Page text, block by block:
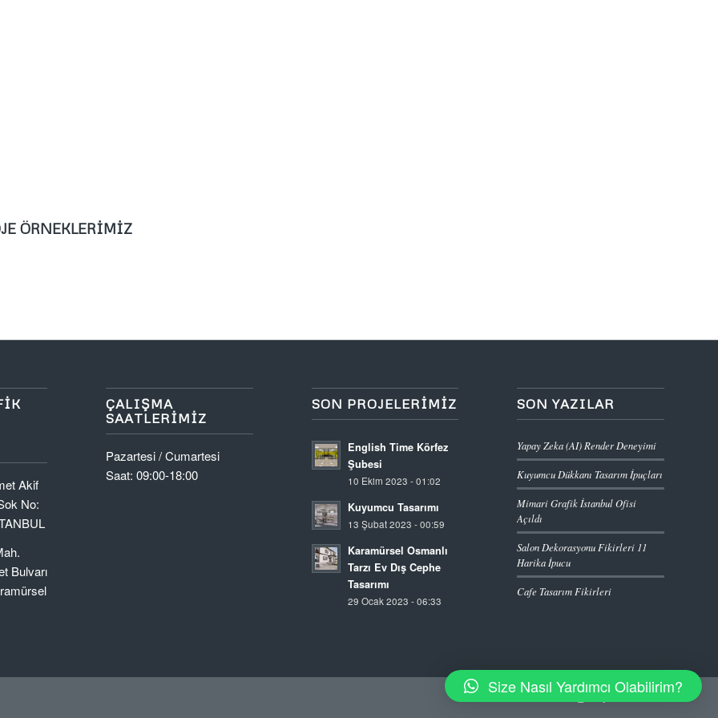
ÖRNEKLERİMİZ
Akif
No:
Bulvarı
ÇALIŞMA
SAATLERIMIZ
Pazartesi / Cumartesi
Saat: 09:00-18:00
SON PROJELERIMIZ
English Time Körfez
Şubesi
10 Ekim 2023 - 01:02
Kuyumcu Tasarımı
13 Şubat 2023 - 00:59
Karamürsel Osmanlı
Tarzı Ev Dış Cephe
Tasarımı
29 Ocak 2023 - 06:33
SON YAZILAR
Yapay Zeka (AI) Render Deneyimi
Kuyumcu Dükkanı Tasarım İpuçları
Mimari Grafik İstanbul Ofisi
Açıldı
Salon Dekorasyonu Fikirleri 11
Harika İpucu
Cafe Tasarım Fikirleri
Size Nasıl Yardımcı Olabilirim?